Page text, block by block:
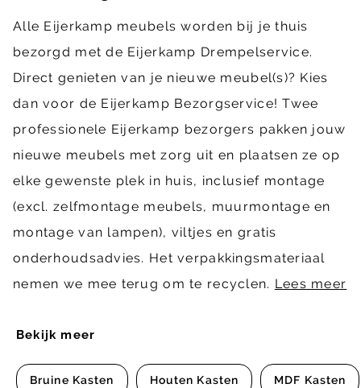
Bekijk meer
Bruine Kasten Houten Kasten MDF Kasten
Alle Eijerkamp meubels worden bij je thuis
bezorgd met de Eijerkamp Drempelservice.
Direct genieten van je nieuwe meubel(s)? Kies
dan voor de Eijerkamp Bezorgservice! Twee
professionele Eijerkamp bezorgers pakken jouw
nieuwe meubels met zorg uit en plaatsen ze op
elke gewenste plek in huis, inclusief montage
(excl. zelfmontage meubels, muurmontage en
montage van lampen), viltjes en gratis
onderhoudsadvies. Het verpakkingsmateriaal
nemen we mee terug om te recyclen. Lees meer